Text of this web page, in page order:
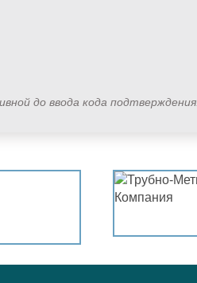
до ввода кода подтверждения.